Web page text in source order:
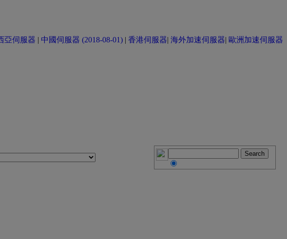
亞伺服器 | 中國伺服器 (2018-08-01) | 香港伺服器| 海外加速伺服器| 歐洲加速伺服器